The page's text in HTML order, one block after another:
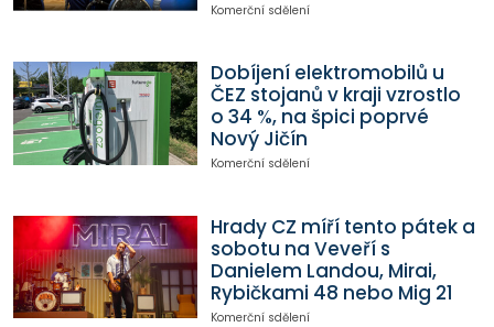
Komerční sdělení
Dobíjení elektromobilů u
ČEZ stojanů v kraji vzrostlo
o 34 %, na špici poprvé
Nový Jičín
Komerční sdělení
Hrady CZ míří tento pátek a
sobotu na Veveří s
Danielem Landou, Mirai,
Rybičkami 48 nebo Mig 21
Komerční sdělení